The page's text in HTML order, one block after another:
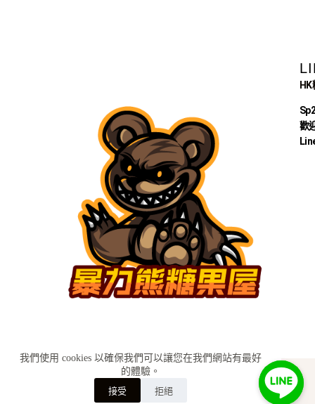
我們使用 cookies 以確保我們可以讓您在我們網站有最好
的體驗。
接受 拒絕
HK
歡
KH糖果小舖│Sp2s思博瑞 ilia哩啞 relx悅刻 Sp2s糖果
lana糖果BY